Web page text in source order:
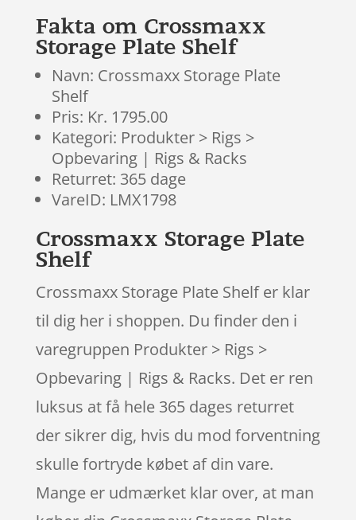
mmelser
Fakta om Crossmaxx
Storage Plate Shelf
Navn: Crossmaxx Storage Plate
Shelf
Pris: Kr. 1795.00
Kategori: Produkter > Rigs >
Opbevaring | Rigs & Racks
Returret: 365 dage
VareID: LMX1798
Crossmaxx Storage Plate
Shelf
Crossmaxx Storage Plate Shelf er klar
til dig her i shoppen. Du finder den i
varegruppen Produkter > Rigs >
Opbevaring | Rigs & Racks. Det er ren
luksus at få hele 365 dages returret
der sikrer dig, hvis du mod forventning
skulle fortryde købet af din vare.
Mange er udmærket klar over, at man